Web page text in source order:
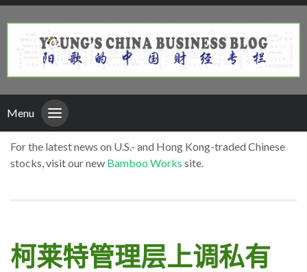
Menu
For the latest news on U.S.- and Hong Kong-traded Chinese
stocks, visit our new Bamboo Works site.
柯莱特管理层上调私有